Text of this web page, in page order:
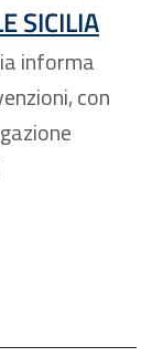
SICILIA
informa
con